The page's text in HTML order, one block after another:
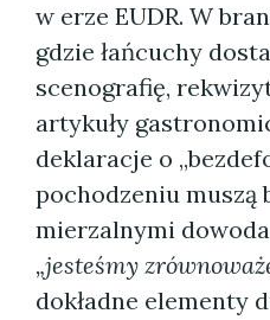
w erze EUDR. W
gdzie łańcuchy
scenografię,
artykuły
deklaracje o
pochodzeniu muszą
mierzalnymi
„jesteśmy
dokładne elementy